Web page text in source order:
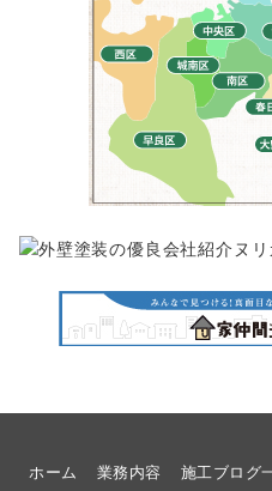
ホーム 業務内容 施工ブログ